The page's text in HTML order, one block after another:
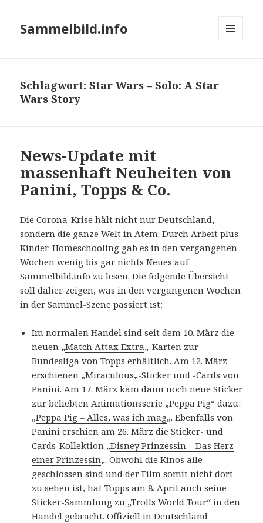
Sammelbild.info
Schlagwort:Star Wars – Solo: A Star
Wars Story
News-Update mit
massenhaft Neuheiten von
Panini, Topps & Co.
Die Corona-Krise hält nicht nur Deutschland,
sondern die ganze Welt in Atem. Durch Arbeit plus
Kinder-Homeschooling gab es in den vergangenen
Wochen wenig bis gar nichts Neues auf
Sammelbild.info zu lesen. Die folgende Übersicht
soll daher zeigen, was in den vergangenen Wochen
in der Sammel-Szene passiert ist:
Im normalen Handel sind seit dem 10. März die
neuen „Match Attax Extra„-Karten zur
Bundesliga von Topps erhältlich. Am 12. März
erschienen „Miraculous„-Sticker und -Cards von
Panini. Am 17. März kam dann noch neue Sticker
zur beliebten Animationsserie „Peppa Pig“ dazu:
„Peppa Pig – Alles, was ich mag„. Ebenfalls von
Panini erschien am 26. März die Sticker- und
Cards-Kollektion „Disney Prinzessin – Das Herz
einer Prinzessin„. Obwohl die Kinos alle
geschlossen sind und der Film somit nicht dort
zu sehen ist, hat Topps am 8. April auch seine
Sticker-Sammlung zu „Trolls World Tour“ in den
Handel gebracht. Offiziell in Deutschland